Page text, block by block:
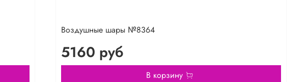
Воздушные шары №8364
5160 руб
В корзину